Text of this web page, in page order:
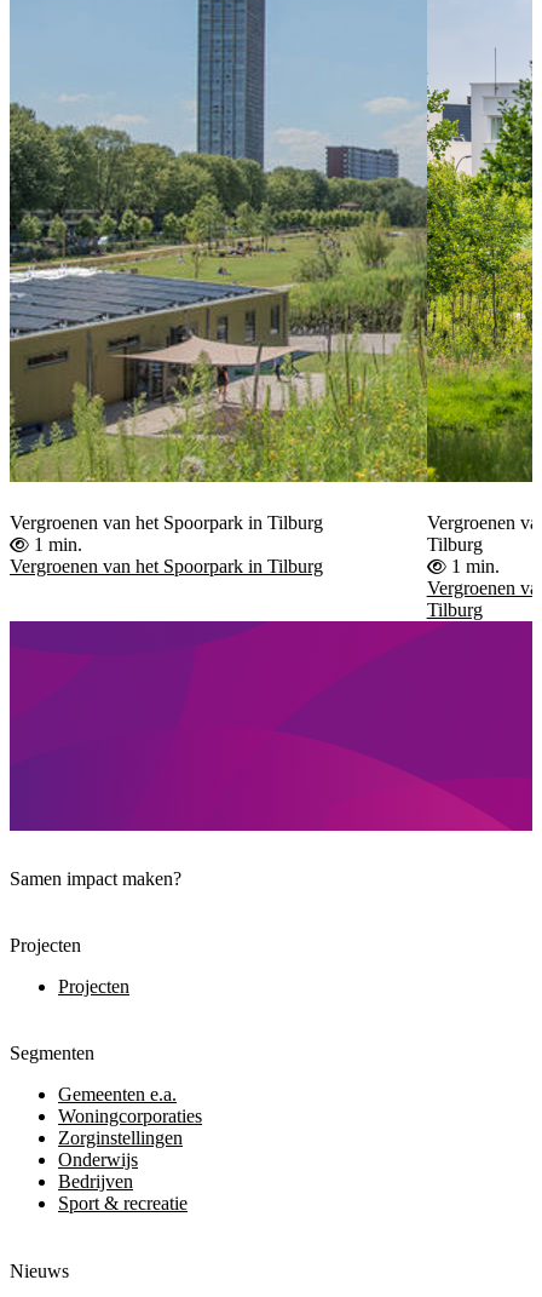
Vergroenen van het Spoorpark in Tilburg
1 min.
Vergroenen van het Spoorpark in Tilburg
Vergroenen
Tilburg
1 min.
Vergroenen
Tilburg
Samen impact maken?
Projecten
Projecten
Segmenten
Gemeenten e.a.
Woningcorporaties
Zorginstellingen
Onderwijs
Bedrijven
Sport & recreatie
Nieuws